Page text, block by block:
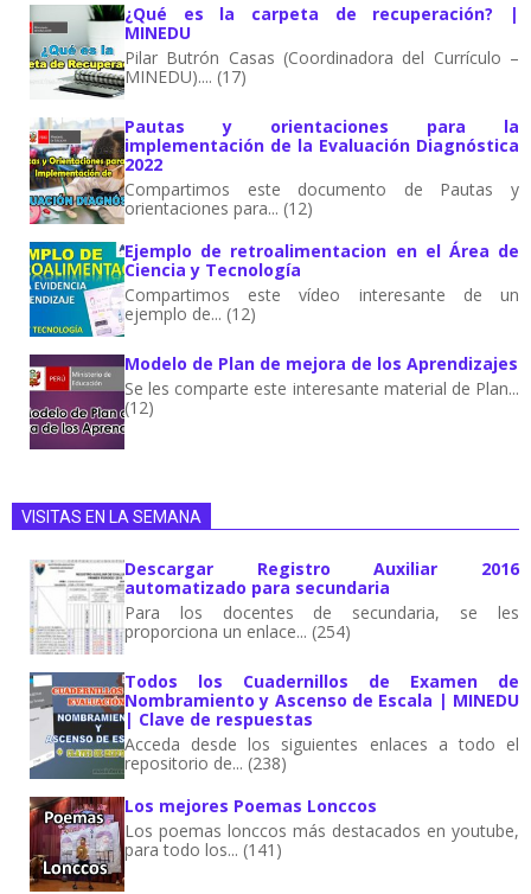
¿Qué es la carpeta de recuperación? |
MINEDU
Pilar Butrón Casas (Coordinadora del Currículo –
MINEDU).... (17)
Pautas y orientaciones para la
implementación de la Evaluación Diagnóstica
2022
Compartimos este documento de Pautas y
orientaciones para... (12)
Ejemplo de retroalimentacion en el Área de
Ciencia y Tecnología
Compartimos este vídeo interesante de un
ejemplo de... (12)
Modelo de Plan de mejora de los Aprendizajes
Se les comparte este interesante material de Plan...
(12)
VISITAS EN LA SEMANA
Descargar Registro Auxiliar 2016
automatizado para secundaria
Para los docentes de secundaria, se les
proporciona un enlace... (254)
Todos los Cuadernillos de Examen de
Nombramiento y Ascenso de Escala | MINEDU
| Clave de respuestas
Acceda desde los siguientes enlaces a todo el
repositorio de... (238)
Los mejores Poemas Lonccos
Los poemas lonccos más destacados en youtube,
para todo los... (141)